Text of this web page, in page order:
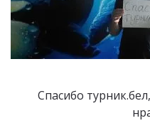
Спасибо